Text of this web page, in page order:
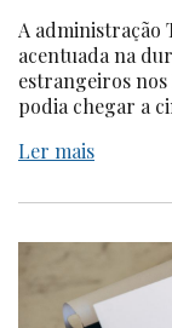
A administração
acentuada na
estrangeiros
podia chegar a
Ler mais